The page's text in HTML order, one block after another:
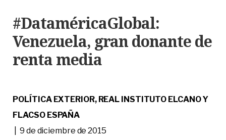
#DataméricaGlobal:
Venezuela, gran donante de
renta media
POLÍTICA EXTERIOR, REAL INSTITUTO ELCANO Y
FLACSO ESPAÑA
| 9 de diciembre de 2015